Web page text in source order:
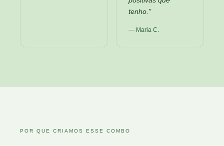
tenho."
— Maria C.
POR QUE CRIAMOS ESSE COMBO